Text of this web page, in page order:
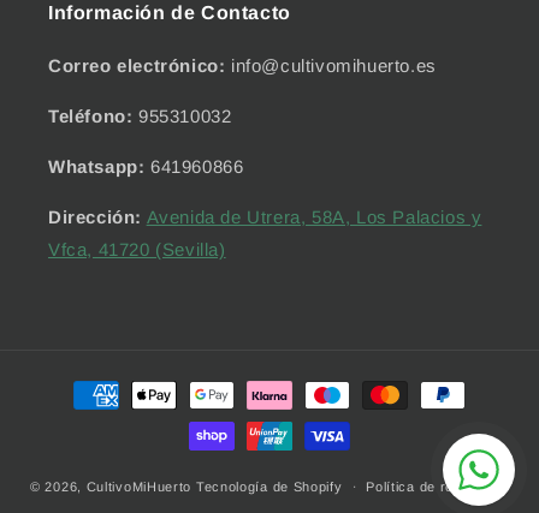
Información de Contacto
Correo electrónico: info@cultivomihuerto.es
Teléfono: 955310032
Whatsapp: 641960866
Dirección: Avenida de Utrera, 58A, Los Palacios y
Vfca, 41720 (Sevilla)
Formas
© 2026, CultivoMiHuerto Tecnología de Shopify Política de reembolso